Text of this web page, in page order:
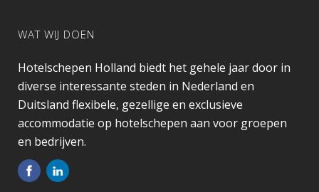
WAT WIJ DOEN
Hotelschepen Holland biedt het gehele jaar door in
diverse interessante steden in Nederland en
Duitsland flexibele, gezellige en exclusieve
accommodatie op hotelschepen aan voor groepen
en bedrijven.